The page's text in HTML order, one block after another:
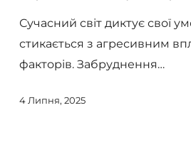
боротися
стресовими
факторами?
Сучасний світ диктує свої
стикається з агресивним
факторів. Забруднення…
4 Липня, 2025